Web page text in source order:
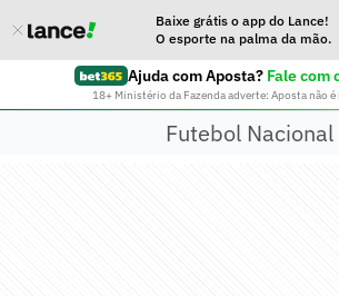
Baixe grátis o app do Lance!
O esporte na palma da mão.
Ajuda com Aposta? Fale com
18+ Ministério da Fazenda adverte: Aposta não
Futebol Nacional